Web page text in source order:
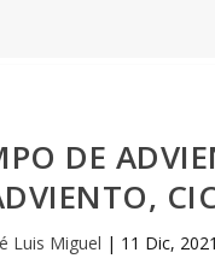
DE
Luis Miguel | 11 Dic, 2021